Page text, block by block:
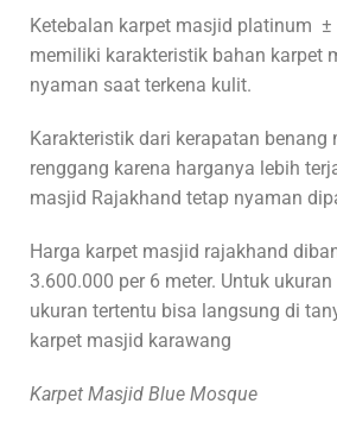
Ketebalan karpet masjid platinum
memiliki karakteristik bahan karpet
nyaman saat terkena kulit.
Karakteristik dari kerapatan benang
renggang karena harganya lebih
masjid Rajakhand tetap nyaman
Harga karpet masjid rajakhand
3.600.000 per 6 meter. Untuk
ukuran tertentu bisa langsung di
karpet masjid karawang
Karpet Masjid Blue Mosque